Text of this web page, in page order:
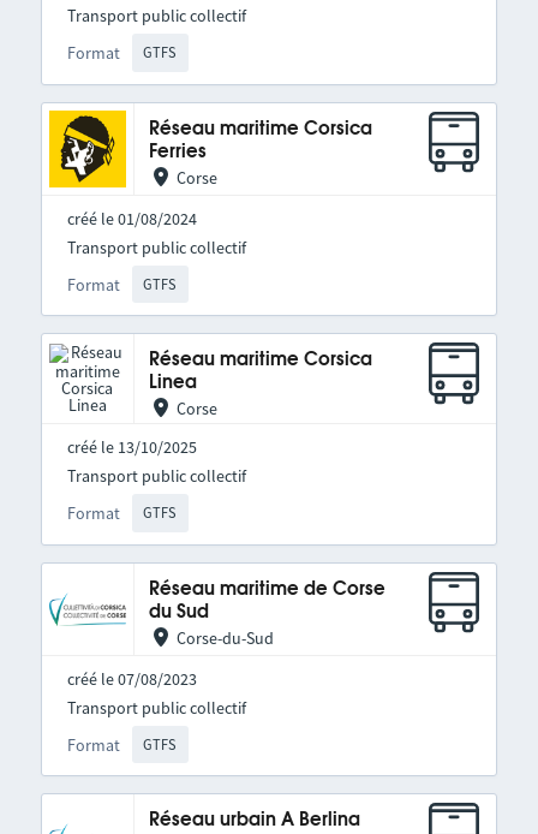
Format GTFS
Transport public collectif
Réseau maritime Corsica
Ferries
Corse
créé le 01/08/2024
Format GTFS
Transport public collectif
Réseau maritime Corsica
Linea
Corse
créé le 13/10/2025
Format GTFS
Transport public collectif
Réseau maritime de Corse
du Sud
Corse-du-Sud
créé le 07/08/2023
Format GTFS
Transport public collectif
Réseau urbain A Berlina